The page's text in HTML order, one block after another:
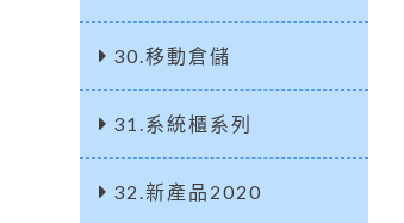
30.移動倉儲
31.系統櫃系列
32.新產品2020